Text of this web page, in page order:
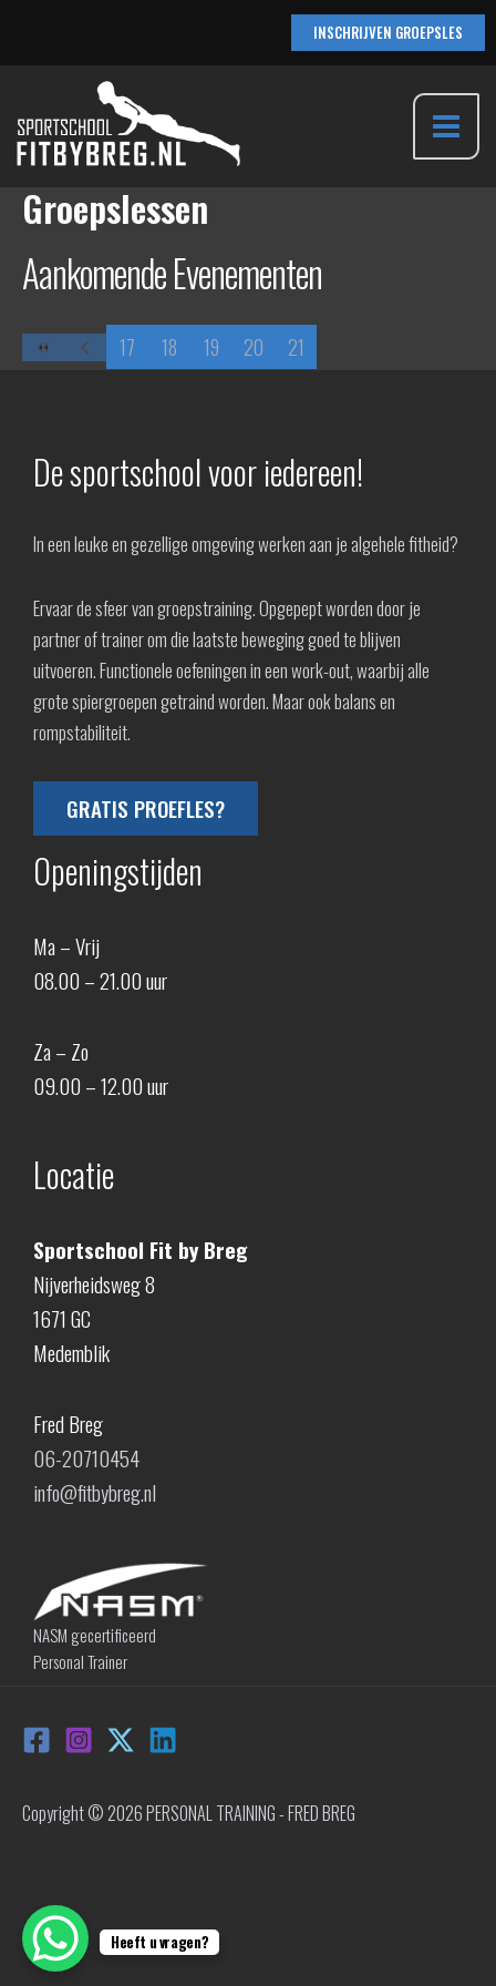
inhoud
INSCHRIJVEN GROEPSLES
Main
Groepslessen
Aankomende Evenementen
17 18 19 20 21
De sportschool voor iedereen!
In een leuke en gezellige omgeving werken aan je algehele fitheid?
Ervaar de sfeer van groepstraining. Opgepept worden door je
partner of trainer om die laatste beweging goed te blijven
uitvoeren. Functionele oefeningen in een work-out, waarbij alle
grote spiergroepen getraind worden. Maar ook balans en
rompstabiliteit.
GRATIS PROEFLES?
Openingstijden
Ma – Vrij
08.00 – 21.00 uur
Za – Zo
09.00 – 12.00 uur
Locatie
Sportschool Fit by Breg
Nijverheidsweg 8
1671 GC
Medemblik
Fred Breg
06-20710454
info@fitbybreg.nl
NASM gecertificeerd
Personal Trainer
Copyright © 2026 PERSONAL TRAINING - FRED BREG
Heeft u vragen?